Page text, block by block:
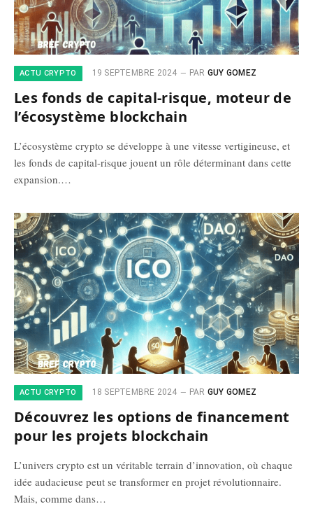
ACTU CRYPTO 19 SEPTEMBRE 2024 PAR GUY GOMEZ
Les fonds de capital-risque, moteur de
l’écosystème blockchain
L’écosystème crypto se développe à une vitesse vertigineuse, et
les fonds de capital-risque jouent un rôle déterminant dans cette
expansion.…
ACTU CRYPTO 18 SEPTEMBRE 2024 PAR GUY GOMEZ
Découvrez les options de financement
pour les projets blockchain
L’univers crypto est un véritable terrain d’innovation, où chaque
idée audacieuse peut se transformer en projet révolutionnaire.
Mais, comme dans…